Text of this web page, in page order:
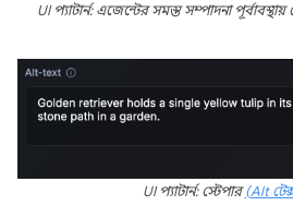
UI প্যাটার্ন: এজেন্টের সমস্ত সম্পাদনা
UI প্যাটার্ন: স্টেপার(Alt